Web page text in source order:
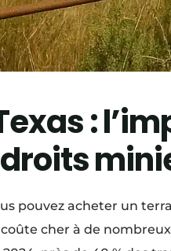
:
pouvez acheter un
cher à de